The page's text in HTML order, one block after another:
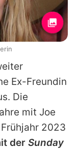
Ex-Freundin
Die
mit Joe
2023
der Sunday